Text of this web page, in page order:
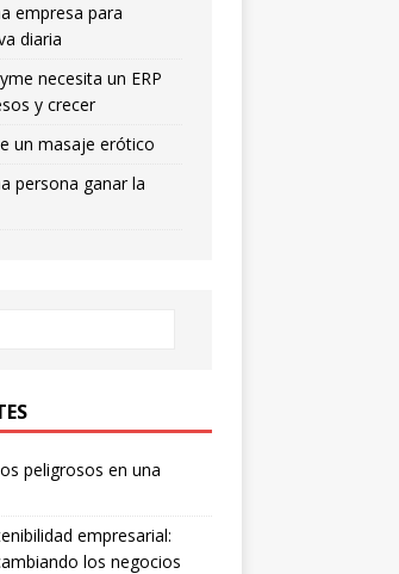
empresa para
diaria
necesita un ERP
y crecer
un masaje erótico
persona ganar la
peligrosos en una
empresarial:
los negocios